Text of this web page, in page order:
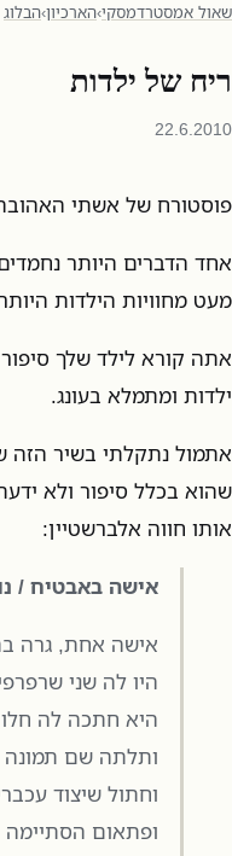
שאול אמסטרדמסקי›הארכיון›הבלוג
ריח של ילדות
22.6.2010
פוסטורח של אשתי
אחד הדברים היותר
מעט מחוויות הילדות
אתה קורא לילד שלך
ילדות ומתמלא בעונג.
אתמול נתקלתי בשיר
שהוא בכלל סיפור ולא
אותו חווה אלברשטיין:
אישה באבטיח /
אישה אחת, גרה
היו לה שני
היא חתכה לה
ותלתה שם תמונה
וחתול שיצוד
ופתאום הסתיימה